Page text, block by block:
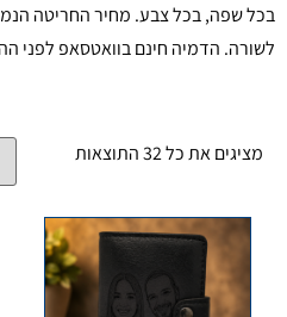
לשורה. הדמיה חינם בוואטסאפ לפני
מציגים את כל ⁦32⁩ התוצאות